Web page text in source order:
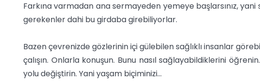
Farkına varmadan ana sermayeden yemeye başlarsınız, yani
gerekenler dahi bu girdaba girebiliyorlar.
Bazen çevrenizde gözlerinin içi gülebilen sağlıklı insanlar
çalışın. Onlarla konuşun. Bunu nasıl sağlayabildiklerini
yolu değiştirin. Yani yaşam biçiminizi...